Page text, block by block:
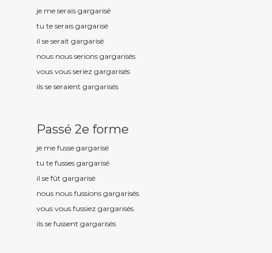
je me serais gargarisé
tu te serais gargarisé
il se serait gargarisé
nous nous serions gargarisés
vous vous seriez gargarisés
ils se seraient gargarisés
Passé 2e forme
je me fusse gargarisé
tu te fusses gargarisé
il se fût gargarisé
nous nous fussions gargarisés
vous vous fussiez gargarisés
ils se fussent gargarisés